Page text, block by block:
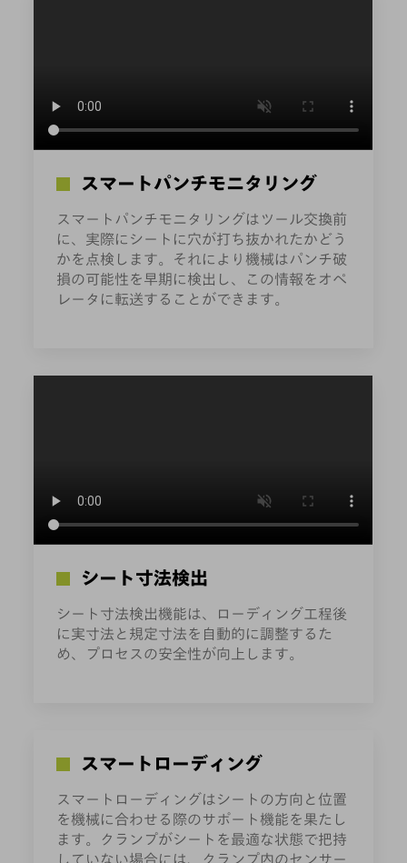
スマートパンチモニタリング
スマートパンチモニタリングはツール交換前
に、実際にシートに穴が打ち抜かれたかどう
かを点検します。それにより機械はパンチ破
損の可能性を早期に検出し、この情報をオペ
レータに転送することができます。
シート寸法検出
シート寸法検出機能は、ローディング工程後
に実寸法と規定寸法を自動的に調整するた
め、プロセスの安全性が向上します。
スマートローディング
スマートローディングはシートの方向と位置
を機械に合わせる際のサポート機能を果たし
ます。クランプがシートを最適な状態で把持